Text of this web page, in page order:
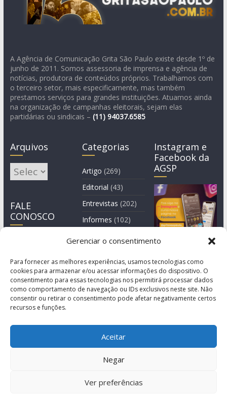
Gerenciar o consentimento
Para fornecer as melhores experiências, usamos tecnologias como
cookies para armazenar e/ou acessar informações do dispositivo. O
consentimento para essas tecnologias nos permitirá processar dados
como comportamento de navegação ou IDs exclusivos neste site. Não
consentir ou retirar o consentimento pode afetar negativamente certos
recursos e funções.
Aceitar
Negar
Ver preferências
A Agência de Comunicação Grita São Paulo existe desde 1º de
junho de 2011. Somos assessoria de imprensa e agência de
notícias, produtora de conteúdos próprios. Trabalhamos com
o terceiro setor, mais especificamente, mas também
prestamos serviços para grandes instituições. Atuamos ainda
na organização de campanhas eleitorais, sejam elas
partidárias ou sindicais – (11) 94037.6585
Arquivos
Arquivos
FALE
CONOSCO
Categorias
Artigo (269)
Editorial (43)
Entrevistas (202)
Informes (102)
Instagram e
Facebook da
AGSP
© Copyright 2011-2026
Agência de Comunicação Grita São Paulo